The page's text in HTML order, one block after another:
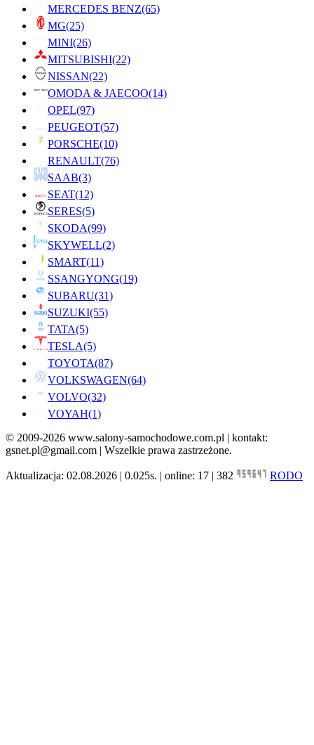
MERCEDES BENZ(65)
MG(25)
MINI(26)
MITSUBISHI(22)
NISSAN(22)
OMODA & JAECOO(14)
OPEL(97)
PEUGEOT(57)
PORSCHE(10)
RENAULT(76)
SAAB(3)
SEAT(12)
SERES(5)
SKODA(99)
SKYWELL(2)
SMART(11)
SSANGYONG(19)
SUBARU(31)
SUZUKI(55)
TATA(5)
TESLA(5)
TOYOTA(87)
VOLKSWAGEN(64)
VOLVO(32)
VOYAH(1)
© 2009-2026 www.salony-samochodowe.com.pl | kontakt:
gsnet.pl@gmail.com | Wszelkie prawa zastrzeżone.
Aktualizacja: 02.08.2026 | 0.025s. | online: 17 | 382 RODO